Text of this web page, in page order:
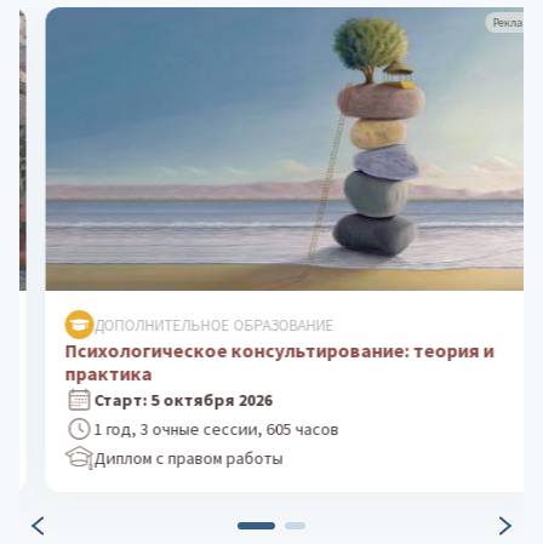
Реклама
ДОПОЛНИТЕЛЬНОЕ ОБРАЗОВАНИЕ
Психологическое консультирование: теория и
практика
Старт: 5 октября 2026
1 год, 3 очные сессии, 605 часов
Диплом с правом работы